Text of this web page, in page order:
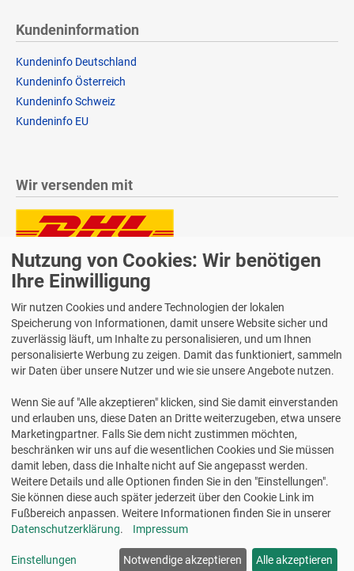
Kundeninformation
Kundeninfo Deutschland
Kundeninfo Österreich
Kundeninfo Schweiz
Kundeninfo EU
Wir versenden mit
Lieferung auch an Packstationen und Postfilialen
Samstagszustellung
Bequeme Zahlung über Paypal
2 Jahre Gewährleistung
Alle Texte, Grafiken, Bilder und das Layout sind urheberrechtlich
geschützt und dürfen nicht ohne ausdrückliche, schriftliche
Erlaubnis weiterverwendet werden.
© 2026 bits&paper GmbH - Avery Zweckform Fachshop - Avery
Zweckform 361 Gutschein, A6 quer, weiß/gelb
Nutzung von Cookies: Wir benötigen
Ihre Einwilligung
Wir nutzen Cookies und andere Technologien der lokalen
Speicherung von Informationen, damit unsere Website sicher und
zuverlässig läuft, um Inhalte zu personalisieren, und um Ihnen
personalisierte Werbung zu zeigen. Damit das funktioniert, sammeln
wir Daten über unsere Nutzer und wie sie unsere Angebote nutzen.
Wenn Sie auf "Alle akzeptieren" klicken, sind Sie damit einverstanden
und erlauben uns, diese Daten an Dritte weiterzugeben, etwa unsere
Marketingpartner. Falls Sie dem nicht zustimmen möchten,
beschränken wir uns auf die wesentlichen Cookies und Sie müssen
damit leben, dass die Inhalte nicht auf Sie angepasst werden.
Weitere Details und alle Optionen finden Sie in den "Einstellungen".
Sie können diese auch später jederzeit über den Cookie Link im
Fußbereich anpassen. Weitere Informationen finden Sie in unserer
Datenschutzerklärung. Impressum
Einstellungen Notwendige akzeptieren Alle akzeptieren